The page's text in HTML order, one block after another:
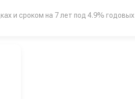
и сроком на 7 лет под 4.9% годовых